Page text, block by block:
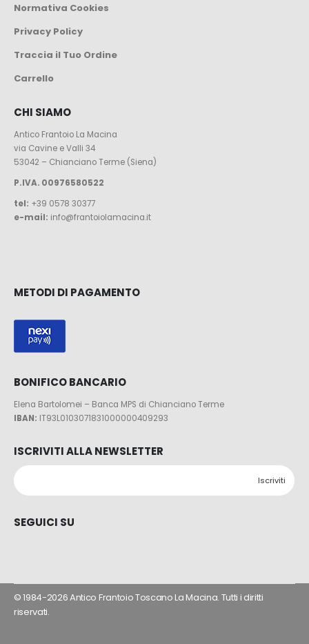
Normativa Cookies
Privacy Policy
Traccia il Tuo Ordine
Carrello
CHI SIAMO
Antico Frantoio La Macina
via Cavine e Valli 34
53042 – Chianciano Terme (Siena)
P.IVA. 00976580522
tel: +39 0578 30377
e-mail: info@frantoiolamacina.it
METODI DI PAGAMENTO
BONIFICO BANCARIO
Elena Bartolomei – Banca MPS di Chianciano Terme
IBAN: IT93L0103071831000000409293
ISCRIVITI ALLA NEWSLETTER
SEGUICI SU
© 1984-2026 Antico Frantoio Toscano La Macina. Tutti i diritti
riservati.